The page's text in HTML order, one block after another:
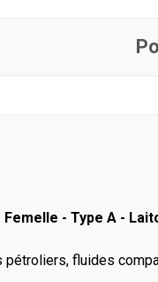
- Type A -
pétroliers, fluides